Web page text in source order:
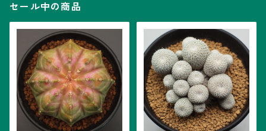
セール中の商品